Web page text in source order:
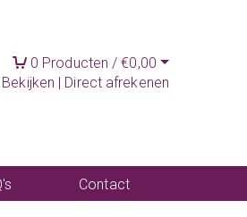
0 Producten /€0,00
Bekijken | Direct afrekenen
Contact